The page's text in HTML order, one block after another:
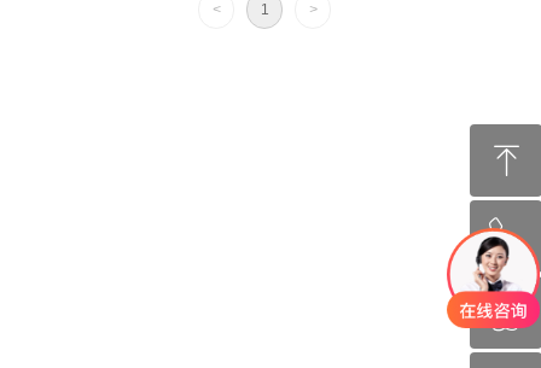
< 1 >
ꁸ
回到顶部
ꂅ
130-1131-0692
ꁗ